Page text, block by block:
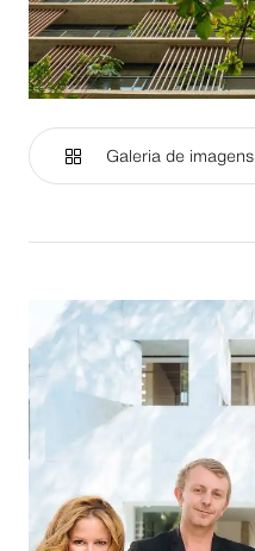
Galeria de imagens